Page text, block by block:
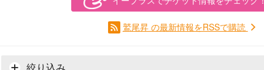
鷲尾昇 の最新情報をRSSで購読